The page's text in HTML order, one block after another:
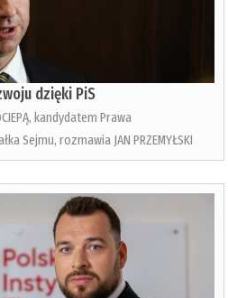
dzięki PiS
kandydatem Prawa
Sejmu, rozmawia JAN PRZEMYŁSKI